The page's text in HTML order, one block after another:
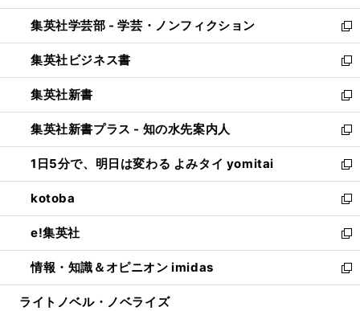
開
く
ウ
で
開
く
ン
ド
ウ
で
開
く
ウ
ィ
ン
ド
ウ
で
開
く
集英社学芸部 - 学芸・ノンフィクション
新
し
い
ウ
ィ
ン
ド
ウ
で
開
く
集英社ビジネス書
新
し
い
ウ
ィ
ン
ド
ウ
で
開
く
集英社新書
新
し
い
ウ
ィ
ン
ド
ウ
で
開
く
集英社新書プラス - 知の水先案内人
新
し
い
ウ
ィ
ン
ド
ウ
で
開
1日5分で、明日は変わる よみタイ yomitai
新
し
い
ウ
ィ
ン
ド
ウ
kotoba
新
し
い
ウ
ィ
ン
e!集英社
新
し
い
ウ
情報・知識＆オピニオン imidas
新
し
ライトノベル・ノベライズ